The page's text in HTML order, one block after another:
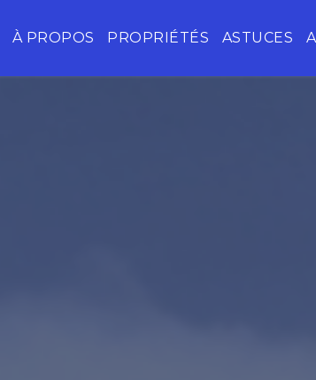
À PROPOS PROPRIÉTÉS ASTUCES